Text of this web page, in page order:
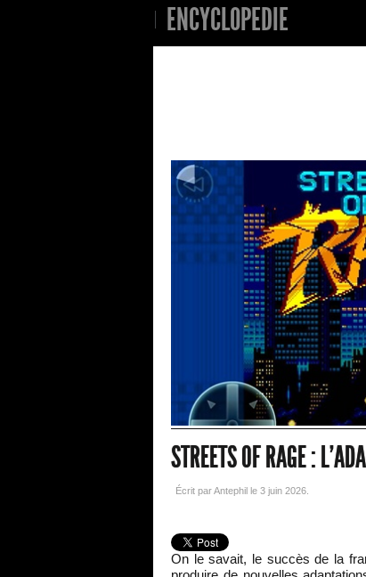
ENCYCLOPEDIE
STREETS OF RAGE :
Écrit par Antephil le 3 juin 2026
On le savait, le succès de la